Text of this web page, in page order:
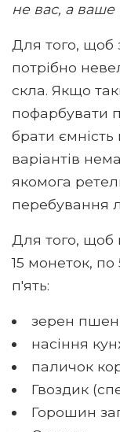
не вас, а ваше
Для того, щоб
потрібно
скла. Якщо
пофарбувати
брати ємність
варіантів
якомога
перебування
Для того, щоб
15 монеток, по
п'ять:
зерен
насіння
паличок
Гвоздик
Горошин